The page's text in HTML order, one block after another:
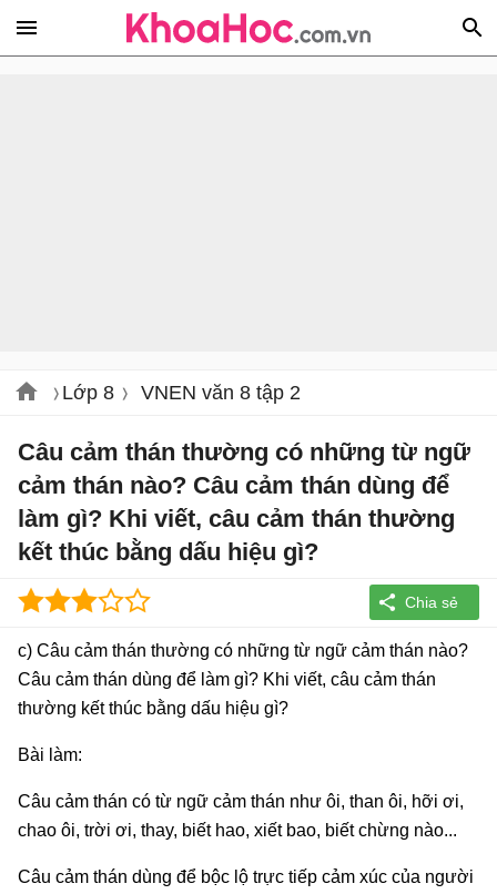
Lớp 8 VNEN văn 8 tập 2
Câu cảm thán thường có những từ ngữ
cảm thán nào? Câu cảm thán dùng để
làm gì? Khi viết, câu cảm thán thường
kết thúc bằng dấu hiệu gì?
c) Câu cảm thán thường có những từ ngữ cảm thán nào?
Câu cảm thán dùng để làm gì? Khi viết, câu cảm thán
thường kết thúc bằng dấu hiệu gì?
Bài làm:
Câu cảm thán có từ ngữ cảm thán như ôi, than ôi, hỡi ơi,
chao ôi, trời ơi, thay, biết hao, xiết bao, biết chừng nào...
Câu cảm thán dùng để bộc lộ trực tiếp cảm xúc của người